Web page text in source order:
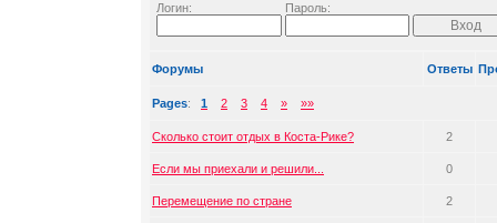
Логин: Пароль:
Форумы Ответы
Pages: 1 2 3 4 » »»
Сколько стоит отдых в Коста-Рике? 2
Если мы приехали и решили... 0
Перемещение по стране 2